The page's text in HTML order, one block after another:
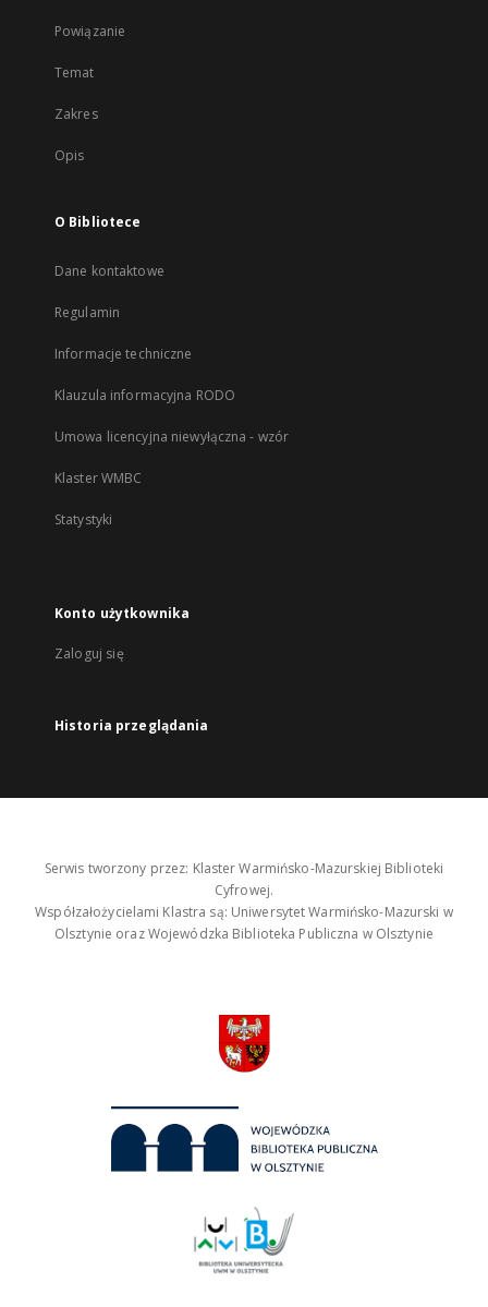
Powiązanie
Temat
Zakres
Opis
O Bibliotece
Dane kontaktowe
Regulamin
Informacje techniczne
Klauzula informacyjna RODO
Umowa licencyjna niewyłączna - wzór
Klaster WMBC
Statystyki
Konto użytkownika
Zaloguj się
Historia przeglądania
Serwis tworzony przez: Klaster Warmińsko-Mazurskiej Biblioteki
Cyfrowej.
Współzałożycielami Klastra są: Uniwersytet Warmińsko-Mazurski w
Olsztynie oraz Wojewódzka Biblioteka Publiczna w Olsztynie